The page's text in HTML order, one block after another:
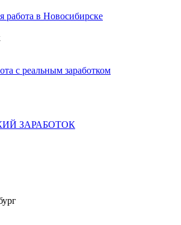
работа в Новосибирске
с реальным заработком
ЗАРАБОТОК